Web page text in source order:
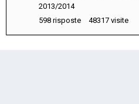
2013/2014
598 risposte 48317 visite